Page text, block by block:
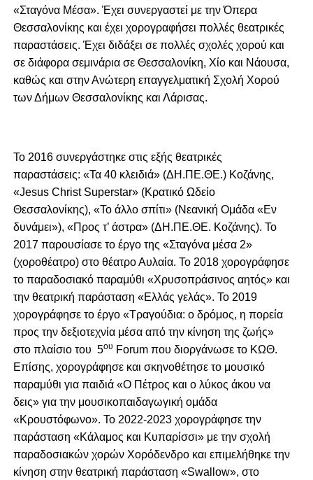
«Σταγόνα Μέσα». Έχει συνεργαστεί με την Όπερα
Θεσσαλονίκης και έχει χορογραφήσει πολλές θεατρικές
παραστάσεις. Έχει διδάξει σε πολλές σχολές χορού και
σε διάφορα σεμινάρια σε Θεσσαλονίκη, Χίο και Νάουσα,
καθώς και στην Ανώτερη επαγγελματική Σχολή Χορού
των Δήμων Θεσσαλονίκης και Λάρισας.
Το 2016 συνεργάστηκε στις εξής θεατρικές
παραστάσεις: «Τα 40 κλειδιά» (ΔΗ.ΠΕ.ΘΕ.) Κοζάνης,
«Jesus Christ Superstar» (Κρατικό Ωδείο
Θεσσαλονίκης), «Το άλλο σπίτι» (Νεανική Oμάδα «Εν
δυνάμει»), «Προς τ’ άστρα» (ΔΗ.ΠΕ.ΘΕ. Κοζάνης). Το
2017 παρουσίασε το έργο της «Σταγόνα μέσα 2»
(χοροθέατρο) στο θέατρο Αυλαία. Το 2018 χορογράφησε
το παραδοσιακό παραμύθι «Χρυσοπράσινος αητός» και
την θεατρική παράσταση «Ελλάς γελάς». Το 2019
χορογράφησε το έργο «Τραγούδια: ο δρόμος, η πορεία
προς την δεξιοτεχνία μέσα από την κίνηση της ζωής»
στο πλαίσιο του 5ου Forum που διοργάνωσε το ΚΩΘ.
Επίσης, χορογράφησε και σκηνοθέτησε το μουσικό
παραμύθι για παιδιά «Ο Πέτρος και ο λύκος άκου να
δεις» για την μουσικοπαιδαγωγική ομάδα
«Κρουστόφωνο». Το 2022-2023 χορογράφησε την
παράσταση «Κάλαμος και Κυπαρίσσι» με την σχολή
παραδοσιακών χορών Χορόδενδρο και επιμελήθηκε την
κίνηση στην θεατρική παράσταση «Swallow», στο